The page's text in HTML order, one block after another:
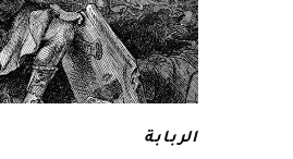
الربابة